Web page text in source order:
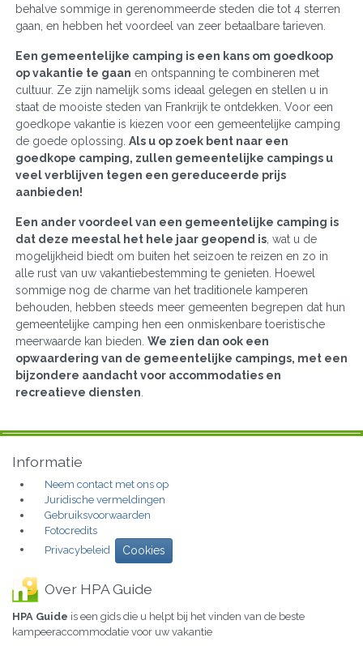
behalve sommige in gerenommeerde steden die tot 4 sterren
gaan, en hebben het voordeel van zeer betaalbare tarieven.
Een gemeentelijke camping is een kans om goedkoop
op vakantie te gaan en ontspanning te combineren met
cultuur. Ze zijn namelijk soms ideaal gelegen en stellen u in
staat de mooiste steden van Frankrijk te ontdekken. Voor een
goedkope vakantie is kiezen voor een gemeentelijke camping
de goede oplossing. Als u op zoek bent naar een
goedkope camping, zullen gemeentelijke campings u
veel verblijven tegen een gereduceerde prijs
aanbieden!
Een ander voordeel van een gemeentelijke camping is
dat deze meestal het hele jaar geopend is , wat u de
mogelijkheid biedt om buiten het seizoen te reizen en zo in
alle rust van uw vakantiebestemming te genieten. Hoewel
sommige nog de charme van het traditionele kamperen
behouden, hebben steeds meer gemeenten begrepen dat hun
gemeentelijke camping hen een onmiskenbare toeristische
meerwaarde kan bieden. We zien dan ook een
opwaardering van de gemeentelijke campings, met een
bijzondere aandacht voor accommodaties en
recreatieve diensten
Informatie
Neem contact met ons op
Juridische vermeldingen
Gebruiksvoorwaarden
Fotocredits
Privacybeleid
Cookies
Over HPA Guide
HPA Guide is een gids die u helpt bij het vinden van de beste
kampeeraccommodatie voor uw vakantie